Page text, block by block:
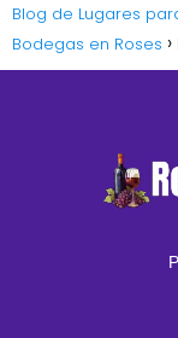
Blog de Lugares
Bodegas en Roses